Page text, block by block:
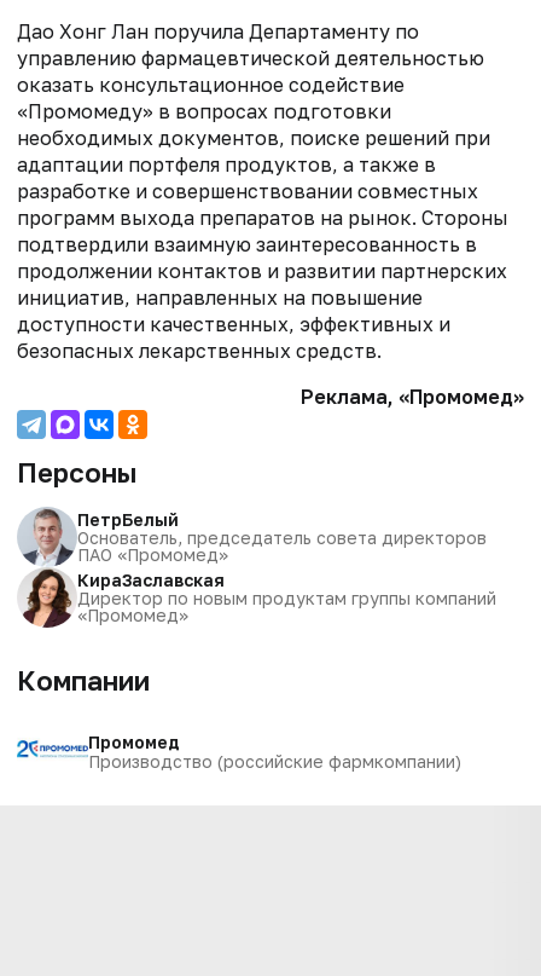
Дао Хонг Лан поручила Департаменту по
управлению фармацевтической деятельностью
оказать консультационное содействие
«Промомеду» в вопросах подготовки
необходимых документов, поиске решений при
адаптации портфеля продуктов, а также в
разработке и совершенствовании совместных
программ выхода препаратов на рынок. Стороны
подтвердили взаимную заинтересованность в
продолжении контактов и развитии партнерских
инициатив, направленных на повышение
доступности качественных, эффективных и
безопасных лекарственных средств.
Реклама, «Промомед»
Персоны
ПетрБелый
Основатель, председатель совета директоров
ПАО «Промомед»
КираЗаславская
Директор по новым продуктам группы компаний
«Промомед»
Компании
Промомед
Производство (российские фармкомпании)